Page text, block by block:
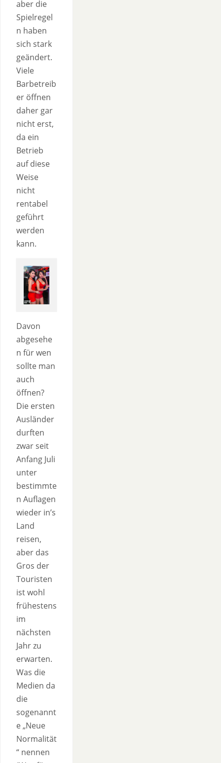
aber die
Spielregel
n haben
sich stark
geändert.
Viele
Barbetreib
er öffnen
daher gar
nicht erst,
da ein
Betrieb
auf diese
Weise
nicht
rentabel
geführt
werden
kann.
Davon
abgesehe
n für wen
sollte man
auch
öffnen?
Die ersten
Ausländer
durften
zwar seit
Anfang Juli
unter
bestimmte
n Auflagen
wieder in’s
Land
reisen,
aber das
Gros der
Touristen
ist wohl
frühestens
im
nächsten
Jahr zu
erwarten.
Was die
Medien da
die
sogenannt
e „Neue
Normalität
“ nennen